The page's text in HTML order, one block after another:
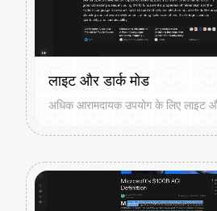
लाइट और डार्क मोड
अधिक आरामदायक उपयोग के लिए लाइट